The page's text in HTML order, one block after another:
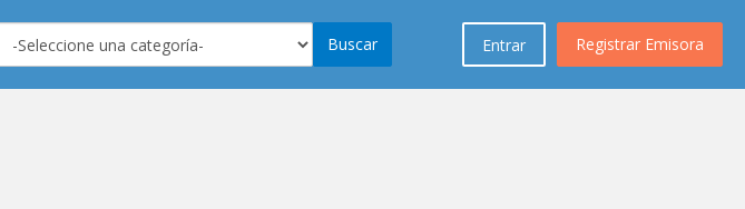
Registrar Emisora
Entrar
Buscar